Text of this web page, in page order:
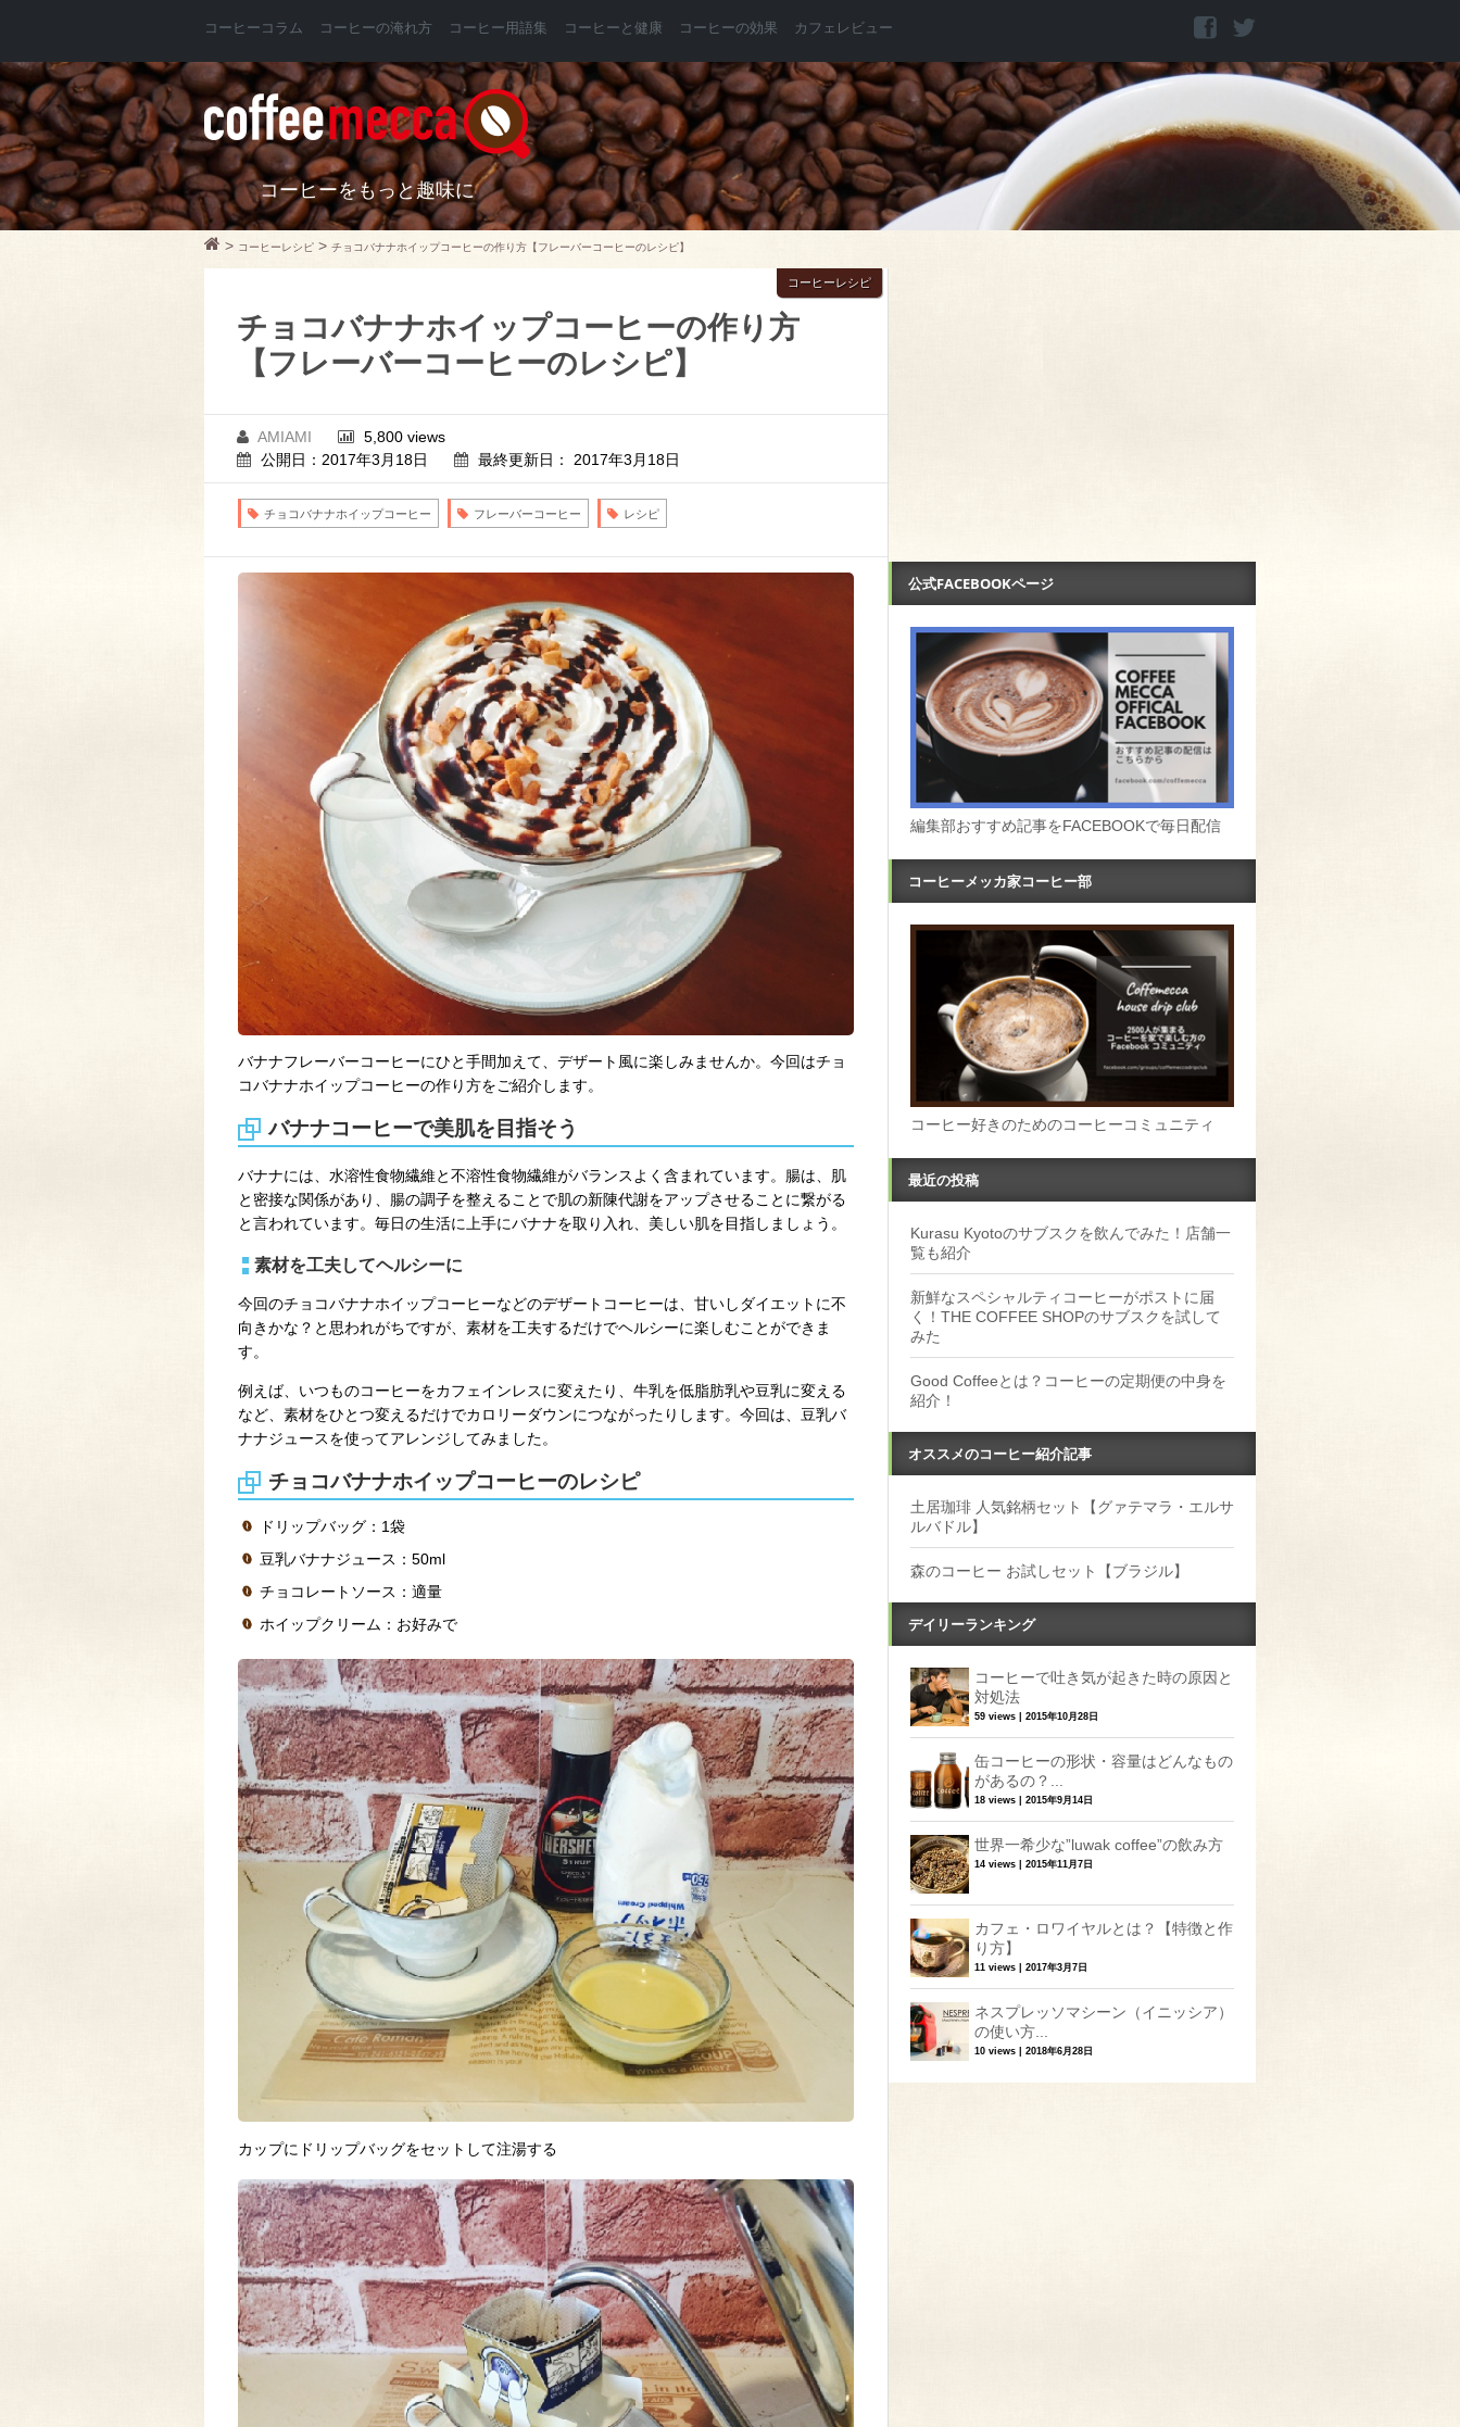
コーヒーコラム コーヒーの淹れ方 コーヒー用語集 コーヒーと健康 コーヒーの効果 カフェレビュー
コーヒーをもっと趣味に
> コーヒーレシピ > チョコバナナホイップコーヒーの作り方【フレーバーコーヒーのレシピ】
チョコバナナホイップコーヒーの作り方
【フレーバーコーヒーのレシピ】
コーヒーレシピ
AMIAMI
5,800 views
公開日：2017年3月18日
最終更新日： 2017年3月18日
チョコバナナホイップコーヒー フレーバーコーヒー レシピ
バナナフレーバーコーヒーにひと手間加えて、デザート風に楽しみませんか。今回はチョ
コバナナホイップコーヒーの作り方をご紹介します。
バナナコーヒーで美肌を目指そう
バナナには、水溶性食物繊維と不溶性食物繊維がバランスよく含まれています。腸は、肌
と密接な関係があり、腸の調子を整えることで肌の新陳代謝をアップさせることに繋がる
と言われています。毎日の生活に上手にバナナを取り入れ、美しい肌を目指しましょう。
素材を工夫してヘルシーに
今回のチョコバナナホイップコーヒーなどのデザートコーヒーは、甘いしダイエットに不
向きかな？と思われがちですが、素材を工夫するだけでヘルシーに楽しむことができま
す。
例えば、いつものコーヒーをカフェインレスに変えたり、牛乳を低脂肪乳や豆乳に変える
など、素材をひとつ変えるだけでカロリーダウンにつながったりします。今回は、豆乳バ
ナナジュースを使ってアレンジしてみました。
チョコバナナホイップコーヒーのレシピ
ドリップバッグ：1袋
豆乳バナナジュース：50ml
チョコレートソース：適量
ホイップクリーム：お好みで
カップにドリップバッグをセットして注湯する
公式FACEBOOKページ
編集部おすすめ記事をFACEBOOKで毎日配信
コーヒーメッカ家コーヒー部
コーヒー好きのためのコーヒーコミュニティ
最近の投稿
Kurasu Kyotoのサブスクを飲んでみた！店舗一
覧も紹介
新鮮なスペシャルティコーヒーがポストに届
く！THE COFFEE SHOPのサブスクを試して
みた
Good Coffeeとは？コーヒーの定期便の中身を
紹介！
オススメのコーヒー紹介記事
土居珈琲 人気銘柄セット【グァテマラ・エルサ
ルバドル】
森のコーヒー お試しセット【ブラジル】
デイリーランキング
コーヒーで吐き気が起きた時の原因と
対処法
59 views 2015年10月28日
缶コーヒーの形状・容量はどんなもの
があるの？...
18 views 2015年9月14日
世界一希少な”luwak coffee”の飲み方
14 views 2015年11月7日
カフェ・ロワイヤルとは？【特徴と作
り方】
11 views 2017年3月7日
ネスプレッソマシーン（イニッシア）
の使い方...
10 views 2018年6月28日